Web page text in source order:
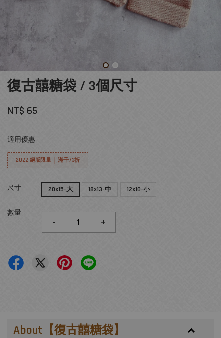
復古囍糖袋 / 3個尺寸
NT$ 65
適用優惠
2022 絕版限量 │ 滿千73折
尺寸 20x15-大 18x13-中 12x10-小
數量
- +
About【復古囍糖袋】